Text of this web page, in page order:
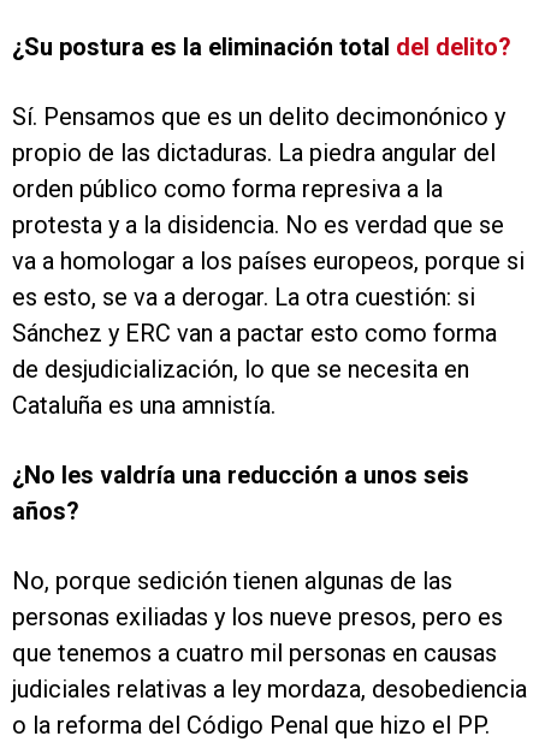
¿Su postura es la eliminación total del delito?
Sí. Pensamos que es un delito decimonónico y
propio de las dictaduras. La piedra angular del
orden público como forma represiva a la
protesta y a la disidencia. No es verdad que se
va a homologar a los países europeos, porque si
es esto, se va a derogar. La otra cuestión: si
Sánchez y ERC van a pactar esto como forma
de desjudicialización, lo que se necesita en
Cataluña es una amnistía.
¿No les valdría una reducción a unos seis
años?
No, porque sedición tienen algunas de las
personas exiliadas y los nueve presos, pero es
que tenemos a cuatro mil personas en causas
judiciales relativas a ley mordaza, desobediencia
o la reforma del Código Penal que hizo el PP.